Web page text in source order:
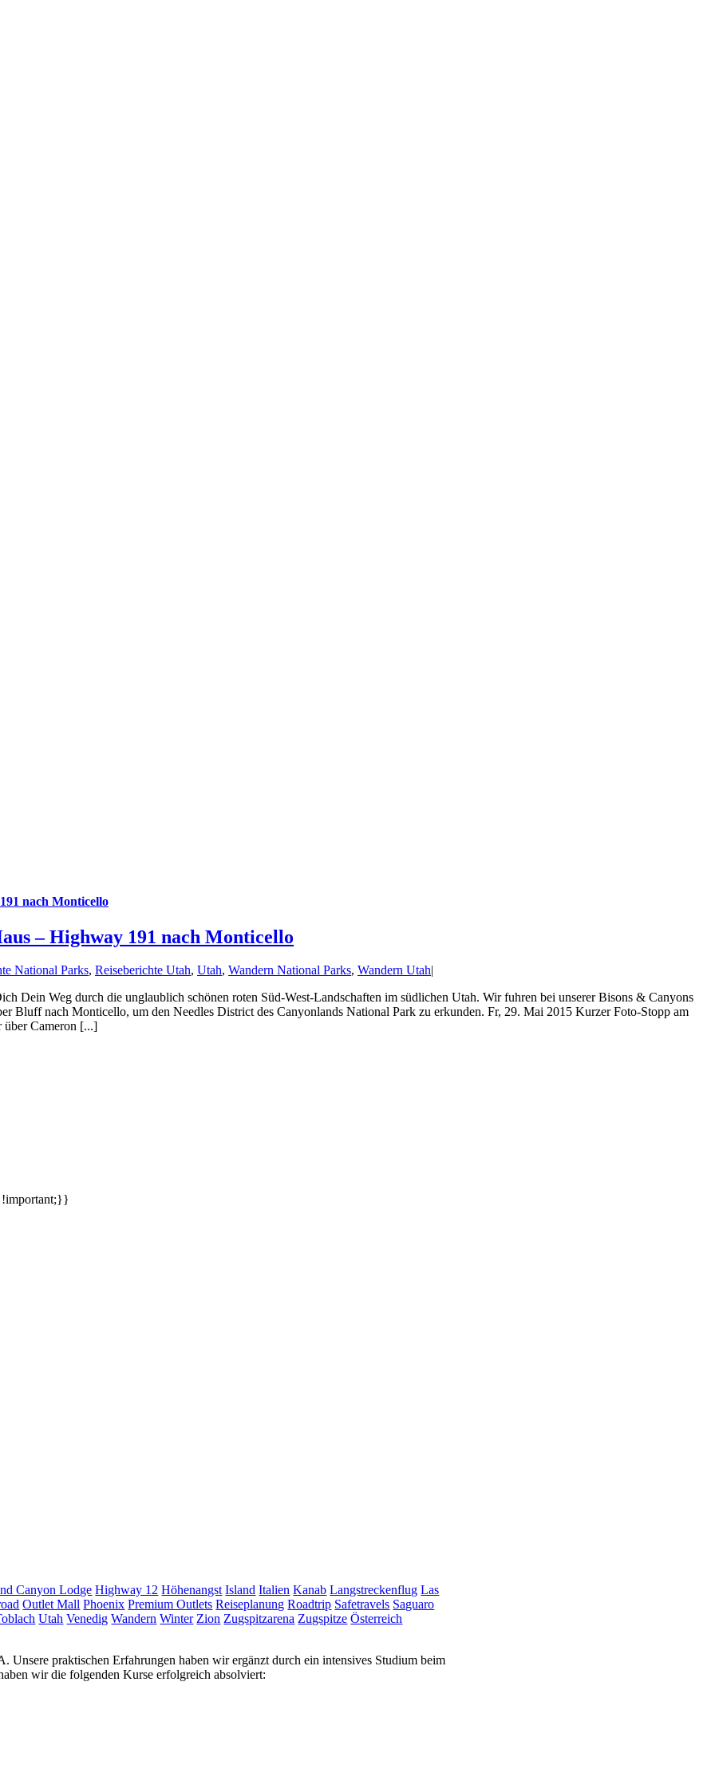
nach Monticello
– Highway 191 nach Monticello
National Parks, Reiseberichte Utah, Utah, Wandern National Parks, Wandern Utah|
Dein Weg durch die unglaublich schönen roten Süd-West-Landschaften im südlichen Utah. Wir fuhren bei unserer Bisons & Canyons
Bluff nach Monticello, um den Needles District des Canyonlands National Park zu erkunden. Fr, 29. Mai 2015 Kurzer Foto-Stopp am
Cameron [...]
!important;}}
Canyon Lodge Highway 12 Höhenangst Island Italien Kanab Langstreckenflug Las
Outlet Mall Phoenix Premium Outlets Reiseplanung Roadtrip Safetravels Saguaro
Utah Venedig Wandern Winter Zion Zugspitzarena Zugspitze Österreich
Unsere praktischen Erfahrungen haben wir ergänzt durch ein intensives Studium beim
wir die folgenden Kurse erfolgreich absolviert: